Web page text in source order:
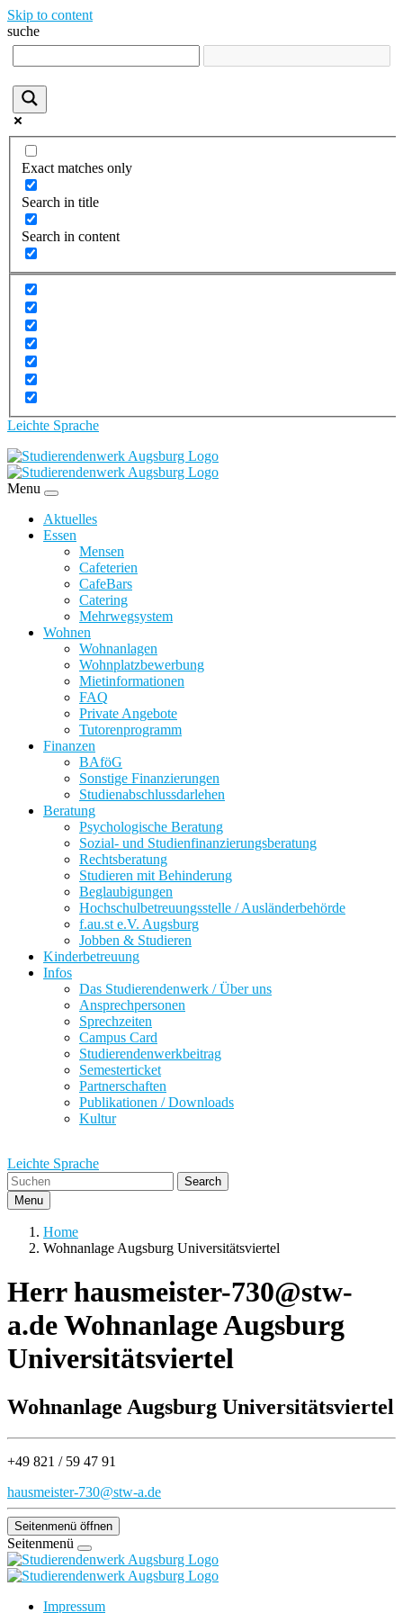
Skip to content
suche
Exact matches only
Search in title
Search in content
Leichte Sprache
Menu
Aktuelles
Essen
Mensen
Cafeterien
CafeBars
Catering
Mehrwegsystem
Wohnen
Wohnanlagen
Wohnplatzbewerbung
Mietinformationen
FAQ
Private Angebote
Tutorenprogramm
Finanzen
BAföG
Sonstige Finanzierungen
Studienabschlussdarlehen
Beratung
Psychologische Beratung
Sozial- und Studienfinanzierungsberatung
Rechtsberatung
Studieren mit Behinderung
Beglaubigungen
Hochschulbetreuungsstelle / Ausländerbehörde
f.au.st e.V. Augsburg
Jobben & Studieren
Kinderbetreuung
Infos
Das Studierendenwerk / Über uns
Ansprechpersonen
Sprechzeiten
Campus Card
Studierendenwerkbeitrag
Semesterticket
Partnerschaften
Publikationen / Downloads
Kultur
Leichte Sprache
Search
Menu
Home
Wohnanlage Augsburg Universitätsviertel
Herrhausmeister-730@stw-
a.deWohnanlage Augsburg
Universitätsviertel
Wohnanlage Augsburg Universitätsviertel
+49 821 / 59 47 91
hausmeister-730@stw-a.de
Seitenmenü öffnen
Seitenmenü
Impressum